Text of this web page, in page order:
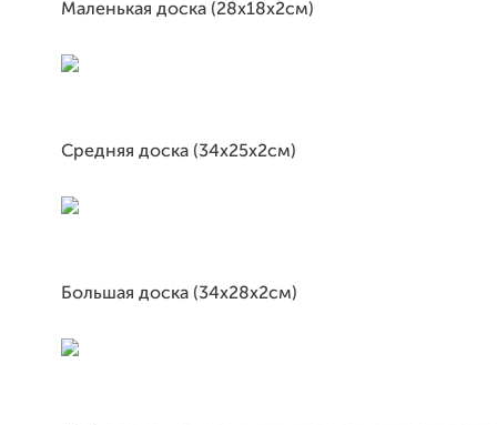
Маленькая доска (28х18х2см)
Средняя доска (34х25х2см)
Большая доска (34х28х2см)